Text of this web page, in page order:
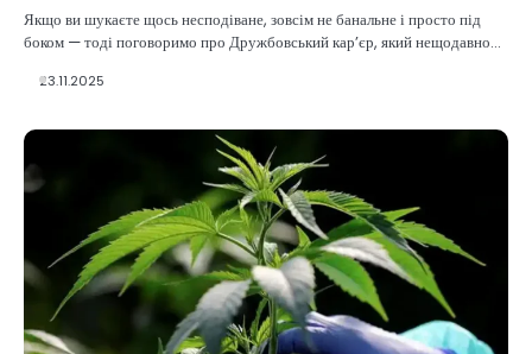
Якщо ви шукаєте щось несподіване, зовсім не банальне і просто під
боком — тоді поговоримо про Дружбовський кар’єр, який нещодавно…
23.11.2025